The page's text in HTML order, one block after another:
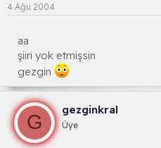
4 Ağu 2004
aa
şiiri yok etmişsin
gezgin
G
gezginkral
Üye